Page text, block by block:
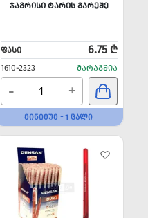
ᲯᲐᲒᲠᲘᲡᲘ ᲢᲐᲠᲘᲡ ᲒᲐᲠᲔᲨᲔ
ᲤᲐᲡᲘ 6.75 ₾
1610-2323 ᲛᲐᲠᲐᲒᲨᲘᲐ
- +
ᲛᲘᲜᲘᲛᲣᲛ - 1 ᲪᲐᲚᲘ